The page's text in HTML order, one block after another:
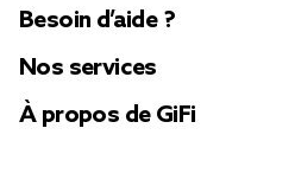
Besoin d’aide ?
Nos services
À propos de GiFi